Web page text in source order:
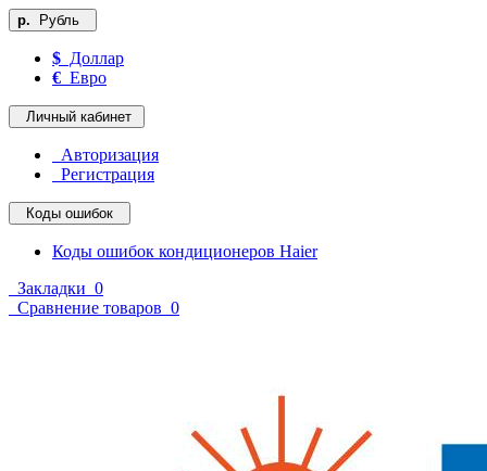
р. Рубль
$ Доллар
€ Евро
Личный кабинет
Авторизация
Регистрация
Коды ошибок
Коды ошибок кондиционеров Haier
Закладки 0
Сравнение товаров 0